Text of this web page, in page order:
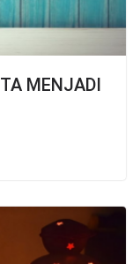
MENJADI